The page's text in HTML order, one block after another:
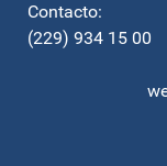
Contacto:
(229) 934 15 00